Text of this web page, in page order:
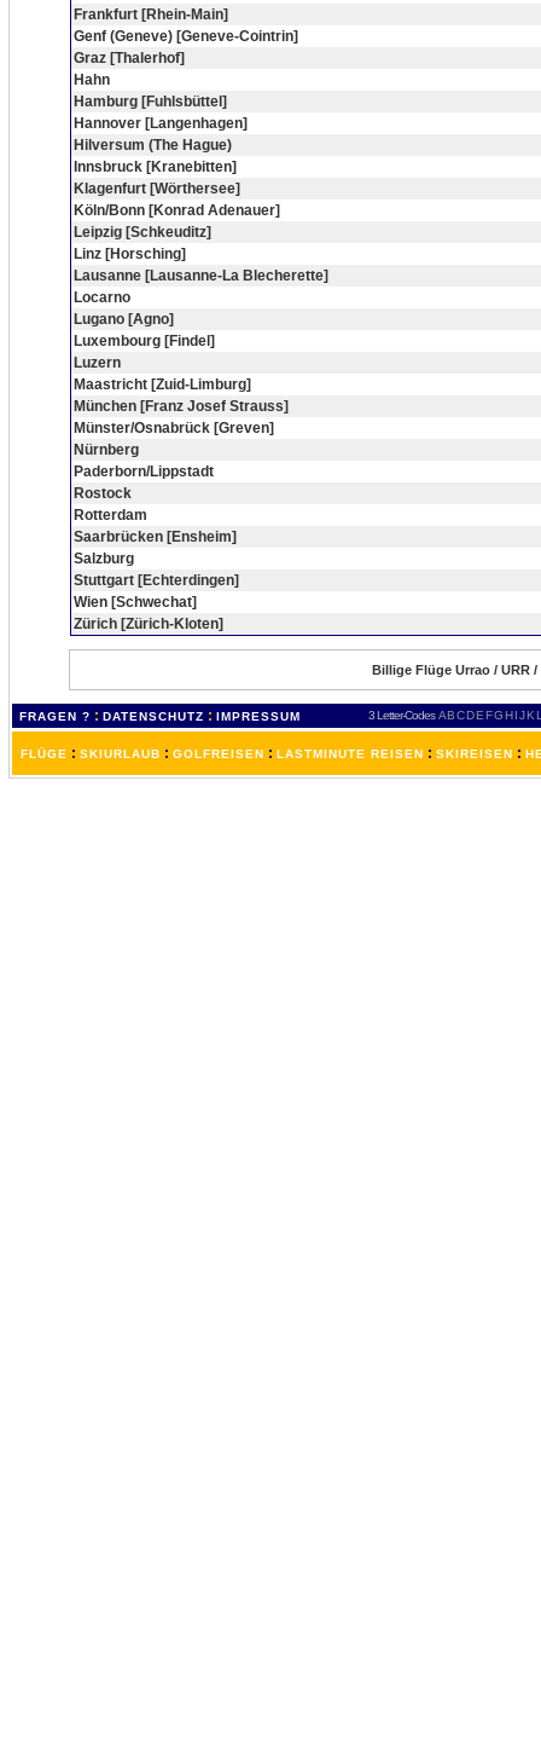
Frankfurt [Rhein-Main]
Genf (Geneve) [Geneve-Cointrin]
Graz [Thalerhof]
Hahn
Hamburg [Fuhlsbüttel]
Hannover [Langenhagen]
Hilversum (The Hague)
Innsbruck [Kranebitten]
Klagenfurt [Wörthersee]
Köln/Bonn [Konrad Adenauer]
Leipzig [Schkeuditz]
Linz [Horsching]
Lausanne [Lausanne-La Blecherette]
Locarno
Lugano [Agno]
Luxembourg [Findel]
Luzern
Maastricht [Zuid-Limburg]
München [Franz Josef Strauss]
Münster/Osnabrück [Greven]
Nürnberg
Paderborn/Lippstadt
Rostock
Rotterdam
Saarbrücken [Ensheim]
Salzburg
Stuttgart [Echterdingen]
Wien [Schwechat]
Zürich [Zürich-Kloten]
Billige Flüge Urrao / URR
FRAGEN ? : DATENSCHUTZ : IMPRESSUM 3 Letter-Codes ABCDEFGH IJKL
FLÜGE : SKIURLAUB : GOLFREISEN : LASTMINUTE REISEN : SKIREISEN :